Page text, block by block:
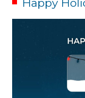
Happy